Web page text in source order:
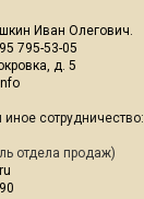
Иван Олегович.
795-53-05
д. 5
сотрудничество:
отдела продаж)